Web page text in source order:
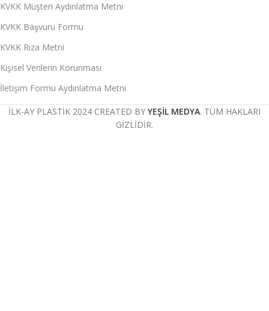
KVKK Müşteri Aydınlatma Metni
KVKK Başvuru Formu
KVKK Rıza Metni
Kişisel Verilerin Korunması
İletişim Formu Aydınlatma Metni
İLK-AY PLASTİK 2024 CREATED BY YEŞİL MEDYA. TÜM HAKLARI
GİZLİDİR.